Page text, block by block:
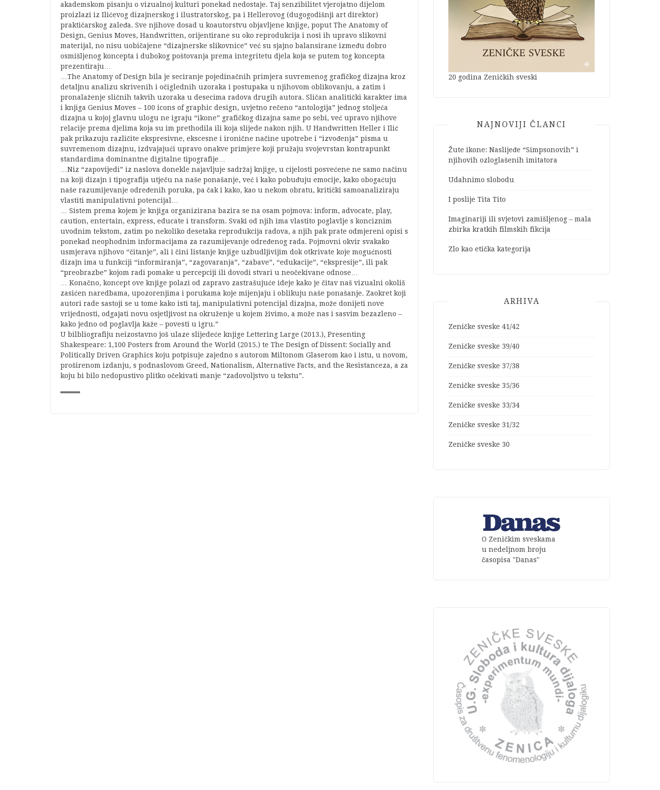
akademskom pisanju o vizualnoj kulturi ponekad nedostaje. Taj senzibilitet vjerojatno dijelom
proizlazi iz Ilićevog dizajnerskog i ilustratorskog, pa i Hellerovog (dugogodišnji art direktor)
praktičarskog zaleđa. Sve njihove dosad u koautorstvu objavljene knjige, poput The Anatomy of
Design, Genius Moves, Handwritten, orijentirane su oko reprodukcija i nosi ih upravo slikovni
materijal, no nisu uobičajene “dizajnerske slikovnice” već su sjajno balansirane između dobro
osmišljenog koncepta i dubokog poštovanja prema integritetu djela koja se putem tog koncepta
prezentiraju…
…The Anatomy of Design bila je seciranje pojedinačnih primjera suvremenog grafičkog dizajna kroz
detaljnu analizu skrivenih i očiglednih uzoraka i postupaka u njihovom oblikovanju, a zatim i
pronalaženje sličnih takvih uzoraka u desecima radova drugih autora. Sličan analitički karakter ima
i knjiga Genius Moves – 100 icons of graphic design, uvjetno rečeno “antologija” jednog stoljeća
dizajna u kojoj glavnu ulogu ne igraju “ikone” grafičkog dizajna same po sebi, već upravo njihove
relacije prema djelima koja su im prethodila ili koja slijede nakon njih. U Handwritten Heller i Ilić
pak prikazuju različite ekspresivne, ekscesne i ironične načine upotrebe i “izvođenja” pisma u
suvremenom dizajnu, izdvajajući upravo onakve primjere koji pružaju svojevrstan kontrapunkt
standardima dominantne digitalne tipografije…
…Niz “zapovijedi” iz naslova donekle najavljuje sadržaj knjige, u cijelosti posvećene ne samo načinu
na koji dizajn i tipografija utječu na naše ponašanje, već i kako pobuđuju emocije, kako obogaćuju
naše razumijevanje određenih poruka, pa čak i kako, kao u nekom obratu, kritički samoanaliziraju
vlastiti manipulativni potencijal…
… Sistem prema kojem je knjiga organizirana bazira se na osam pojmova: inform, advocate, play,
caution, entertain, express, educate i transform. Svaki od njih ima vlastito poglavlje s konciznim
uvodnim tekstom, zatim po nekoliko desetaka reprodukcija radova, a njih pak prate odmjereni opisi s
ponekad neophodnim informacijama za razumijevanje određenog rada. Pojmovni okvir svakako
usmjerava njihovo “čitanje”, ali i čini listanje knjige uzbudljivijim dok otkrivate koje mogućnosti
dizajn ima u funkciji “informiranja”, “zagovaranja”, “zabave”, “edukacije”, “ekspresije”, ili pak
“preobrazbe” kojom radi pomake u percepciji ili dovodi stvari u neočekivane odnose…
… Konačno, koncept ove knjige polazi od zapravo zastrašujuće ideje kako je čitav naš vizualni okoliš
zasićen naredbama, upozorenjima i porukama koje mijenjaju i oblikuju naše ponašanje. Zaokret koji
autori rade sastoji se u tome kako isti taj, manipulativni potencijal dizajna, može donijeti nove
vrijednosti, odgajati novu osjetljivost na okruženje u kojem živimo, a može nas i sasvim bezazleno –
kako jedno od poglavlja kaže – povesti u igru.”
U bilbliografiju neizostavno još ulaze slijedeće knjige Lettering Large (2013.), Presenting
Shakespeare: 1,100 Posters from Around the World (2015.) te The Design of Dissent: Socially and
Politically Driven Graphics koju potpisuje zajedno s autorom Miltonom Glaserom kao i istu, u novom,
proširenom izdanju, s podnaslovom Greed, Nationalism, Alternative Facts, and the Resistanceza, a za
koju bi bilo nedopustivo plitko očekivati manje “zadovoljstvo u tekstu”.
20 godina Zeničkih sveski
NAJNOVIJI ČLANCI
Žute ikone: Naslijeđe “Simpsonovih” i
njihovih ozloglašenih imitatora
Udahnimo slobodu
I poslije Tita Tito
Imaginariji ili svjetovi zamišljenog – mala
zbirka kratkih filmskih fikcija
Zlo kao etička kategorija
ARHIVA
Zeničke sveske 41/42
Zeničke sveske 39/40
Zeničke sveske 37/38
Zeničke sveske 35/36
Zeničke sveske 33/34
Zeničke sveske 31/32
Zeničke sveske 30
O Zeničkim sveskama
u nedeljnom broju
časopisa "Danas"